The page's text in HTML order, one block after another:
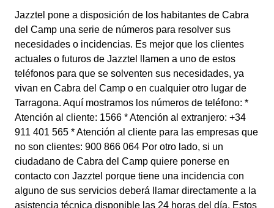
Jazztel pone a disposición de los habitantes de Cabra
del Camp una serie de números para resolver sus
necesidades o incidencias. Es mejor que los clientes
actuales o futuros de Jazztel llamen a uno de estos
teléfonos para que se solventen sus necesidades, ya
vivan en Cabra del Camp o en cualquier otro lugar de
Tarragona. Aquí mostramos los números de teléfono: *
Atención al cliente: 1566 * Atención al extranjero: +34
911 401 565 * Atención al cliente para las empresas que
no son clientes: 900 866 064 Por otro lado, si un
ciudadano de Cabra del Camp quiere ponerse en
contacto con Jazztel porque tiene una incidencia con
alguno de sus servicios deberá llamar directamente a la
asistencia técnica disponible las 24 horas del día. Estos